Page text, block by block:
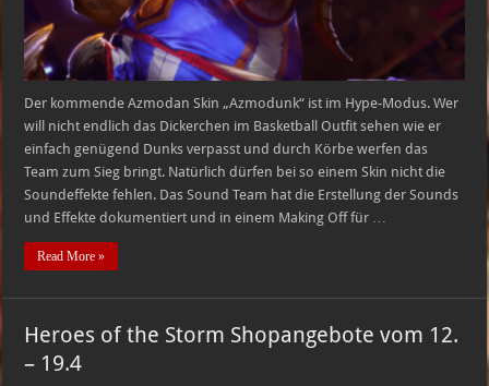
Der kommende Azmodan Skin „Azmodunk“ ist im Hype-Modus. Wer
will nicht endlich das Dickerchen im Basketball Outfit sehen wie er
einfach genügend Dunks verpasst und durch Körbe werfen das
Team zum Sieg bringt. Natürlich dürfen bei so einem Skin nicht die
Soundeffekte fehlen. Das Sound Team hat die Erstellung der Sounds
und Effekte dokumentiert und in einem Making Off für …
Read More »
Heroes of the Storm Shopangebote vom 12.
– 19.4